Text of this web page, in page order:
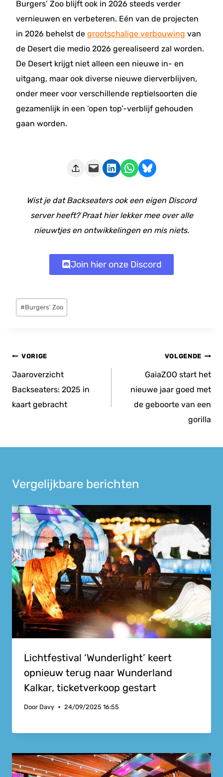
Burgers’ Zoo blijft ook in 2026 steeds verder
vernieuwen en verbeteren. Eén van de projecten
in 2026 behelst de grootschalige verbouwing van
de Desert die medio 2026 gerealiseerd zal worden.
De Desert krijgt niet alleen een nieuwe in- en
uitgang, maar ook diverse nieuwe dierverblijven,
onder meer voor verschillende reptielsoorten die
gezamenlijk in een ‘open top’-verblijf gehouden
gaan worden.
Deze pagina e-mailen Delen op LinkedIn Delen via WhatsApp Share on Bluesky
Wist je dat Backseaters ook een eigen Discord
server heeft? Praat hier lekker mee over alle
nieuwtjes en ontwikkelingen en mis niets.
Join hier onze Discord
Bericht
tags:
#Burgers' Zoo
Bericht
navigatie
VORIGE
Jaaroverzicht
Backseaters: 2025 in
kaart gebracht
VOLGENDE
GaiaZOO start het
nieuwe jaar goed met
de geboorte van een
gorilla
Vergelijkbare berichten
Lichtfestival ‘Wunderlight’ keert
opnieuw terug naar Wunderland
Kalkar, ticketverkoop gestart
Door Davy 24/09/2025 16:55